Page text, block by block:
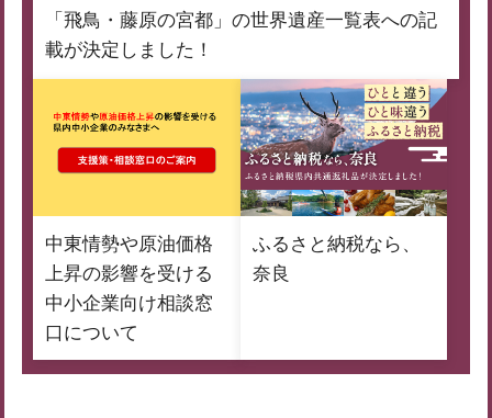
「飛鳥・藤原の宮都」の世界遺産一覧表への記
載が決定しました！
中東情勢や原油価格
上昇の影響を受ける
中小企業向け相談窓
口について
ふるさと納税なら、
奈良